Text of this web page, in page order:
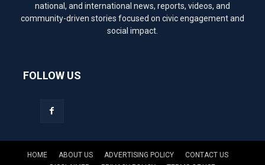
national, and international news, reports, videos, and
community-driven stories focused on civic engagement and
social impact.
FOLLOW US
HOME ABOUT US ADVERTISING POLICY
CONTACT US